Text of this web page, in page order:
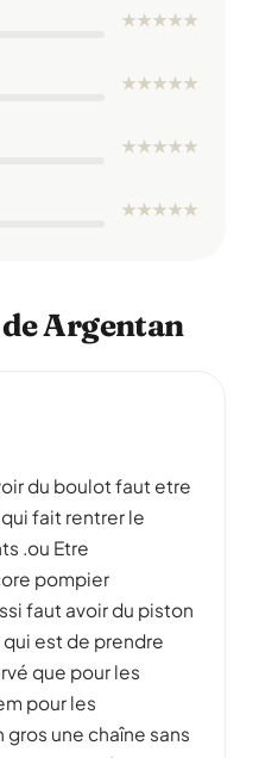
★★★★★
★★★★★
★★★★★
★★★★★
Argentan
du boulot faut etre
fait rentrer le
.ou Etre
pompier
faut avoir du piston
est de prendre
que pour les
pour les
une chaîne sans